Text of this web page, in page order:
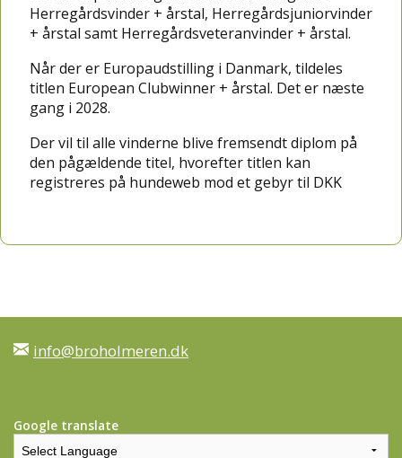
Herregårdsvinder + årstal, Herregårdsjuniorvinder
+ årstal samt Herregårdsveteranvinder + årstal.
Når der er Europaudstilling i Danmark, tildeles
titlen European Clubwinner + årstal. Det er næste
gang i 2028.
Der vil til alle vinderne blive fremsendt diplom på
den pågældende titel, hvorefter titlen kan
registreres på hundeweb mod et gebyr til DKK
info@broholmeren.dk
Google translate